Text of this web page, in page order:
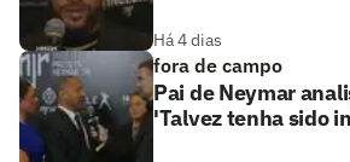
Há 4 dias
fora de campo
Pai de Neymar
'Talvez tenha sido